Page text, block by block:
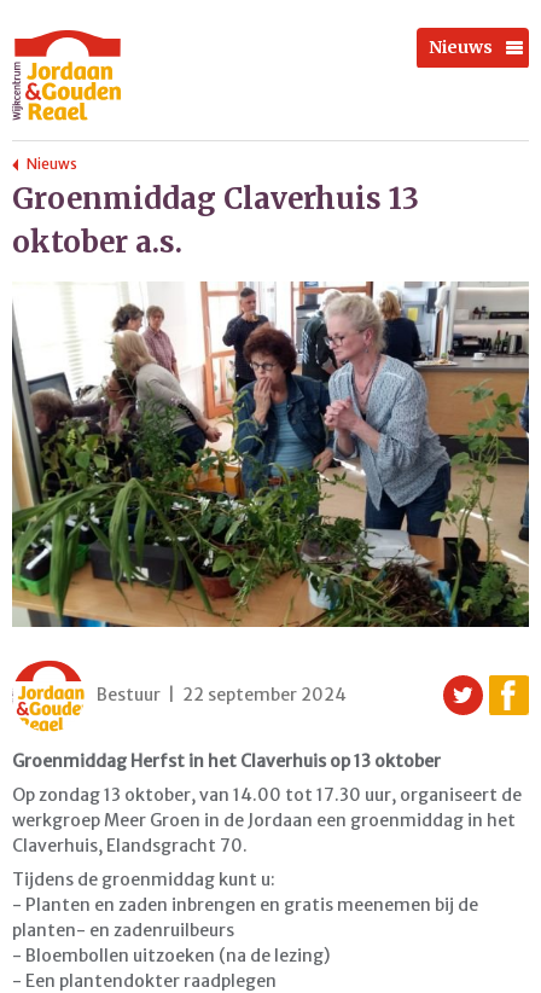
Nieuws
Nieuws
Groenmiddag Claverhuis 13
oktober a.s.
Bestuur | 22 september 2024
Groenmiddag Herfst in het Claverhuis op 13 oktober
Op zondag 13 oktober, van 14.00 tot 17.30 uur, organiseert de
werkgroep Meer Groen in de Jordaan een groenmiddag in het
Claverhuis, Elandsgracht 70.
Tijdens de groenmiddag kunt u:
- Planten en zaden inbrengen en gratis meenemen bij de
planten- en zadenruilbeurs
- Bloembollen uitzoeken (na de lezing)
- Een plantendokter raadplegen